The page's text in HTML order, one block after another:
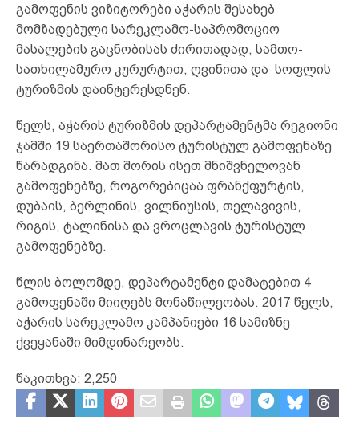
გამოფენის ვიზიტორები აჭარის შესახებ
მომზადებული სარეკლამო-საპრომოციო
მასალების გაცნობისას ძირითადად, სამთო-
სათხილამურო კურურტით, ღვინითა და სოფლის
ტურიზმის დაინტერესდნენ.
წელს, აჭარის ტურიზმის დეპარტამენტმა რეგიონი
ჯამში 19 საერთაშორისო ტურისტულ გამოფენაზე
წარადგინა. მათ შორის ისეთ მნიშვნელოვან
გამოფენებზე, როგორებიცაა ფრანქფურტის,
დუბაის, ბერლინის, ვილნიუსის, თელავივის,
რიგის, ტალინისა და ვროცლავის ტურისტულ
გამოფენებზე.
წლის ბოლომდე, დეპარტამენტი დამატებით 4
გამოფენაში მიიღებს მონაწილეობას. 2017 წელს,
აჭარის სარეკლამო კამპანიები 16 სამიზნე
ქვეყანაში მიმდინარეობს.
წაკითხვა: 2,250